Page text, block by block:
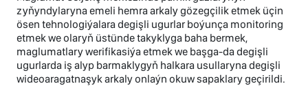
zyňyndylaryna emeli hemra arkaly gözegçilik etmek üçin
ösen tehnologiýalara degişli ugurlar boýunça monitoring
etmek we olaryň üstünde takyklyga baha bermek,
maglumatlary werifikasiýa etmek we başga-da degişli
ugurlarda iş alyp barmaklygyň halkara usullaryna degişli
wideoaragatnaşyk arkaly onlaýn okuw sapaklary geçirildi.